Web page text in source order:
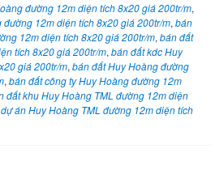
đường 12m diện tích 8x20 giá 200tr/m,
12m diện tích 8x20 giá 200tr/m, bán
12m diện tích 8x20 giá 200tr/m, bán đất
tích 8x20 giá 200tr/m, bán đất kdc Huy
giá 200tr/m, bán đất Huy Hoàng đường
, bán đất công ty Huy Hoàng đường 12m
đất khu Huy Hoàng TML đường 12m diện
án Huy Hoàng TML đường 12m diện tích